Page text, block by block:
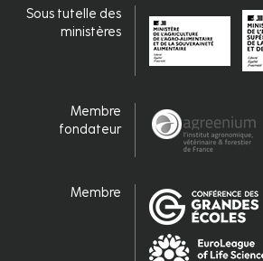
Sous tutelle des
ministères
Membre
fondateur
Membre